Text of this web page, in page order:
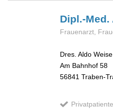
Dipl.-
Frauenarzt,
Dres. Aldo
Am Bahnhof 58
56841 Traben-